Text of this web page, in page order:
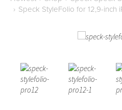
› Speck StyleFolio for 12,9-inch